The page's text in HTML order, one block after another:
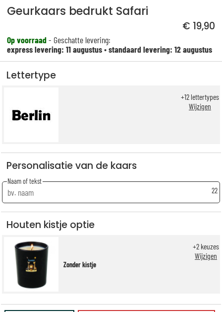
Geurkaars bedrukt Safari
€ 19,90
Op voorraad- Geschatte levering:
express levering: 11 augustus•standaard levering: 12 augustus
Lettertype
+12lettertypes
Wijzigen
Personalisatie van de kaars
Naam of tekst
22
Houten kistje optie
Zonder kistje
+2 keuzes
Wijzigen